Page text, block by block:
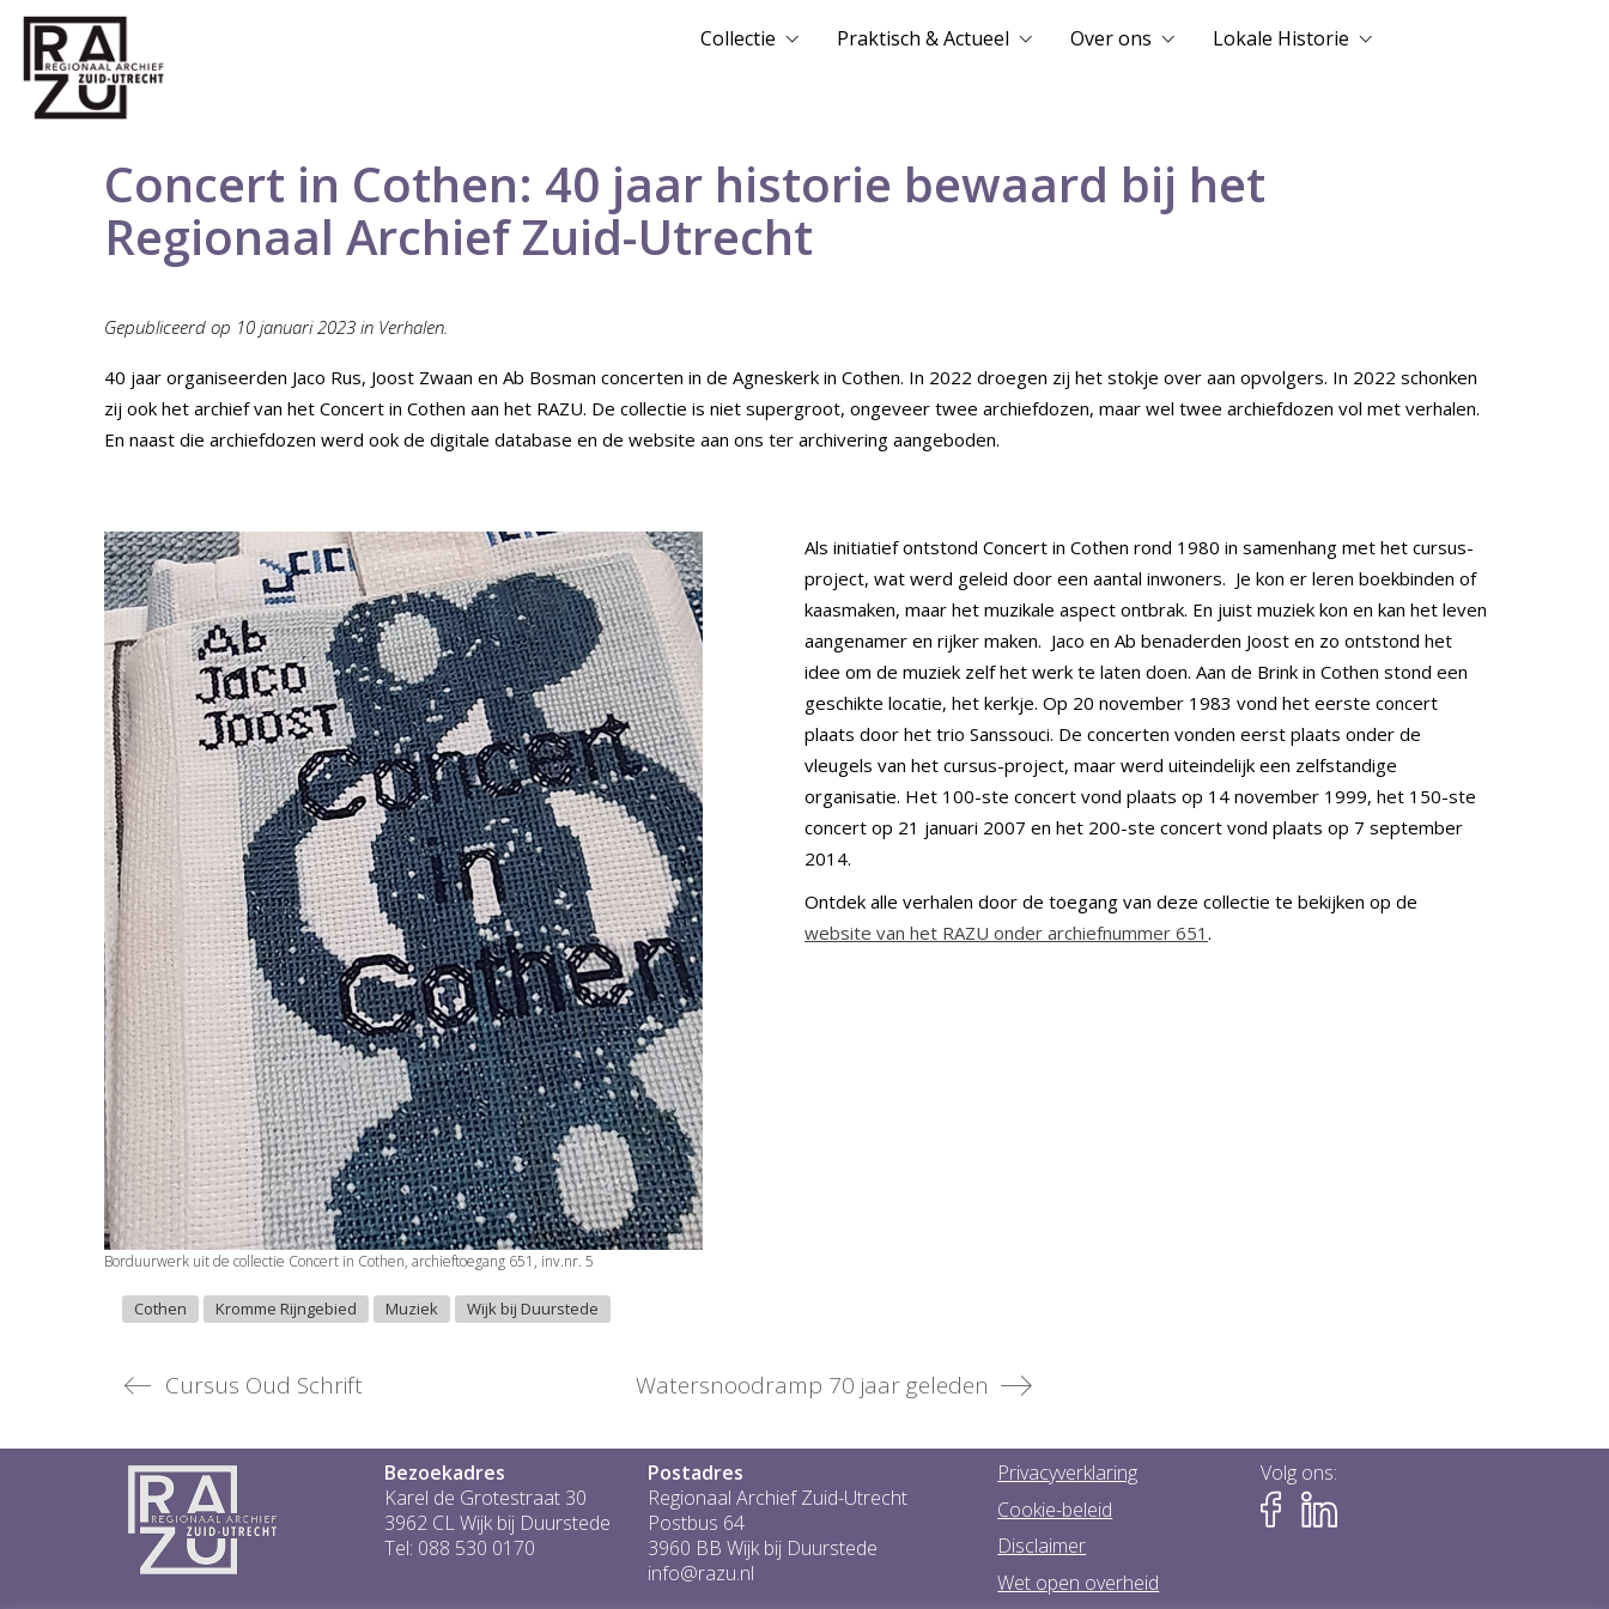
Collectie Praktisch & Actueel Over ons Lokale Historie
Concert in Cothen: 40 jaar historie bewaard bij het
Regionaal Archief Zuid-Utrecht
Gepubliceerd op 10 januari2023 in Verhalen.
40 jaar organiseerden Jaco Rus, Joost Zwaan en Ab Bosman concerten in de Agneskerk in Cothen. In 2022 droegen zij het stokje over aan opvolgers. In 2022 schonken
zij ook het archief van het Concert in Cothen aan het RAZU. De collectie is niet supergroot, ongeveer twee archiefdozen, maar wel twee archiefdozen vol met verhalen.
En naast die archiefdozen werd ook de digitale database en de website aan ons ter archivering aangeboden.
Borduurwerk uit de collectie Concert in Cothen, archieftoegang 651, inv.nr. 5
Als initiatief ontstond Concert in Cothen rond 1980 in samenhang met het cursus-
project, wat werd geleid door een aantal inwoners. Je kon er leren boekbinden of
kaasmaken, maar het muzikale aspect ontbrak. En juist muziek kon en kan het leven
aangenamer en rijker maken. Jaco en Ab benaderden Joost en zo ontstond het
idee om de muziek zelf het werk te laten doen. Aan de Brink in Cothen stond een
geschikte locatie, het kerkje. Op 20 november 1983 vond het eerste concert
plaats door het trio Sanssouci. De concerten vonden eerst plaats onder de
vleugels van het cursus-project, maar werd uiteindelijk een zelfstandige
organisatie. Het 100-ste concert vond plaats op 14 november 1999, het 150-ste
concert op 21 januari 2007 en het 200-ste concert vond plaats op 7 september
2014.
Ontdek alle verhalen door de toegang van deze collectie te bekijken op de
website van het RAZU onder archiefnummer 651 .
Cothen Kromme Rijngebied Muziek Wijk bij Duurstede
Cursus Oud Schrift Watersnoodramp 70 jaar geleden
Bezoekadres
Karel de Grotestraat 30
3962 CL Wijk bij Duurstede
Tel: 088 530 0170
Postadres
Regionaal Archief Zuid-Utrecht
Postbus 64
3960 BB Wijk bij Duurstede
info@razu.nl
Privacyverklaring
Cookie-beleid
Disclaimer
Wet open overheid
Volg ons: